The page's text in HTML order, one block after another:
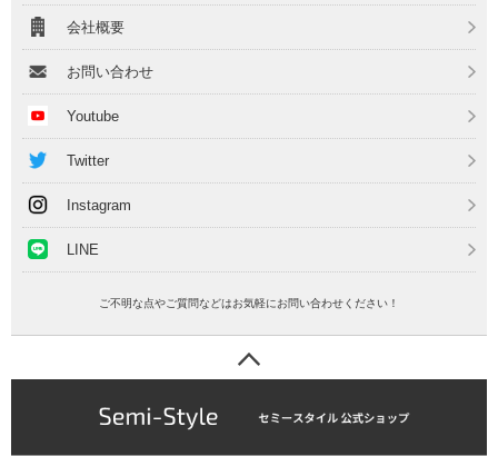
会社概要
お問い合わせ
Youtube
Twitter
Instagram
LINE
ご不明な点やご質問などはお気軽にお問い合わせください！